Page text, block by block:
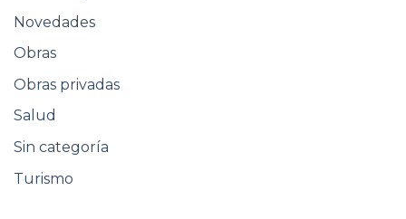
Novedades
Obras
Obras privadas
Salud
Sin categoría
Turismo